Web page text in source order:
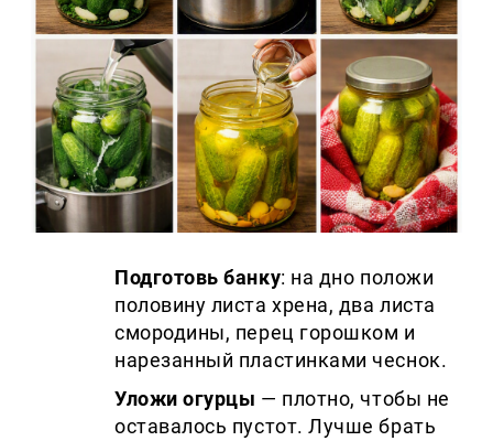
Подготовь банку: на дно положи
половину листа хрена, два листа
смородины, перец горошком и
нарезанный пластинками чеснок.
Уложи огурцы — плотно, чтобы не
оставалось пустот. Лучше брать